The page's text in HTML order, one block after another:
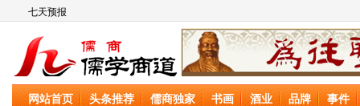
儒商网
网站首页 头条推荐 儒商独家 书画 酒业 品牌 事件